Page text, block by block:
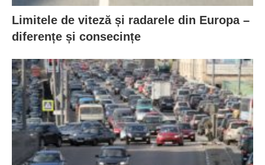
Limitele de viteză și radarele din Europa –
diferențe și consecințe